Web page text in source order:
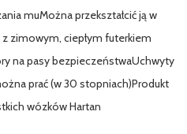
muMożna przekształcić ją w
zimowym, ciepłym futerkiem
na pasy bezpieczeństwaUchwyty
prać (w 30 stopniach)Produkt
wózków Hartan